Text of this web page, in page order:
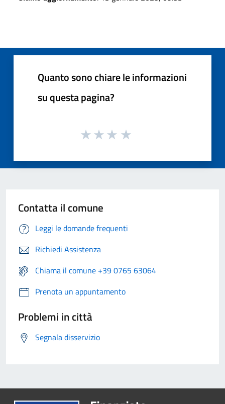
Quanto sono chiare le informazioni
su questa pagina?
Contatta il comune
Leggi le domande frequenti
Richiedi Assistenza
Chiama il comune +39 0765 63064
Prenota un appuntamento
Problemi in città
Segnala disservizio